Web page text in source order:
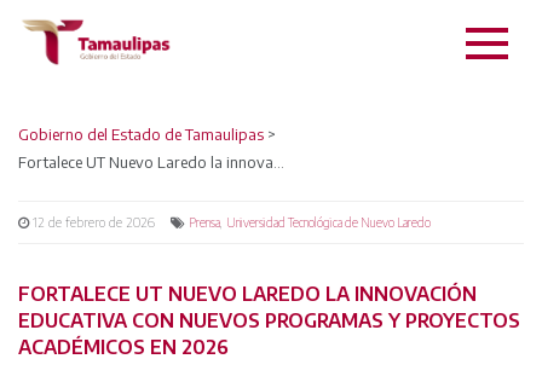
Gobierno del Estado de Tamaulipas >
12 de febrero de 2026 Prensa Universidad Tecnológica de Nuevo Laredo
FORTALECE UT NUEVO LAREDO LA INNOVACIÓN
EDUCATIVA CON NUEVOS PROGRAMAS Y PROYECTOS
ACADÉMICOS EN 2026